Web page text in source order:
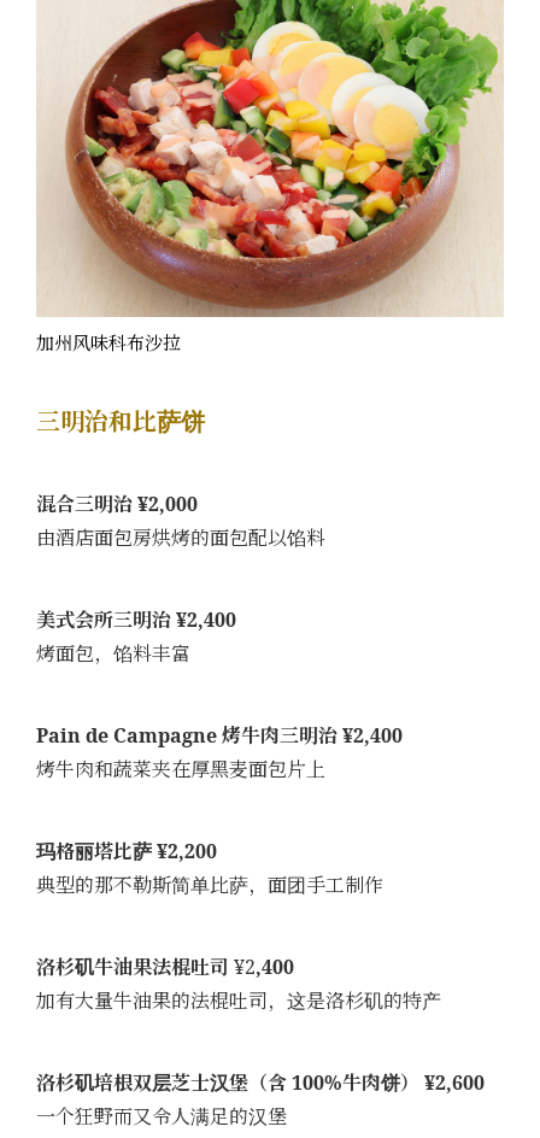
加州风味科布沙拉
三明治和比萨饼
混合三明治 ¥2,000
由酒店面包房烘烤的面包配以馅料
美式会所三明治 ¥2,400
烤面包，馅料丰富
Pain de Campagne 烤牛肉三明治 ¥2,400
烤牛肉和蔬菜夹在厚黑麦面包片上
玛格丽塔比萨 ¥2,200
典型的那不勒斯简单比萨，面团手工制作
洛杉矶牛油果法棍吐司 ¥2,400
加有大量牛油果的法棍吐司，这是洛杉矶的特产
洛杉矶培根双层芝士汉堡（含 100%牛肉饼） ¥2,600
一个狂野而又令人满足的汉堡